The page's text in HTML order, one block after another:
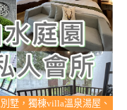
墅，獨棟villa溫泉湯屋、